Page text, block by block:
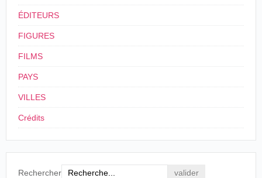
ÉDITEURS
FIGURES
FILMS
PAYS
VILLES
Crédits
Rechercher